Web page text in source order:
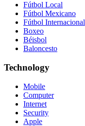
Fútbol Local
Fútbol Mexicano
Fútbol Internacional
Boxeo
Béisbol
Baloncesto
Technology
Mobile
Computer
Internet
Security
Apple